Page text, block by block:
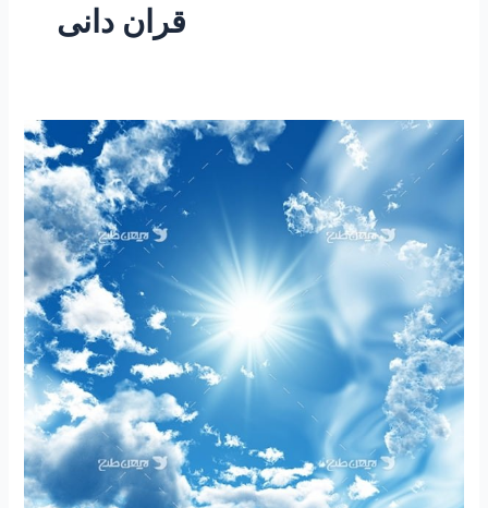
قران دانی
۲۴۷
ساعتی
۹۶
”
۲۰
تکنیک
کسب
سعادت”